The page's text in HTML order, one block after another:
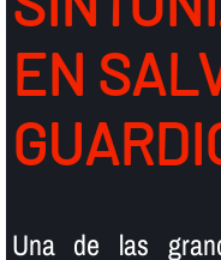
EN
Una de las